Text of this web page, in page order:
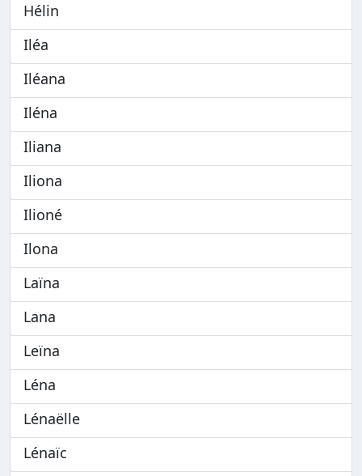
Hélin
Iléa
Iléana
Iléna
Iliana
Iliona
Ilioné
Ilona
Laïna
Lana
Leïna
Léna
Lénaëlle
Lénaïc